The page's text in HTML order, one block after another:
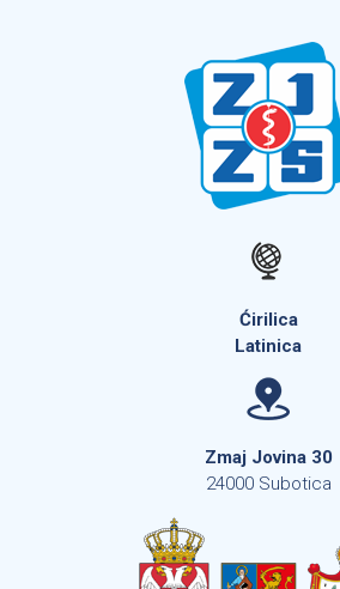
Ćirilica
Latinica
Zmaj Jovina 30
24000 Subotica